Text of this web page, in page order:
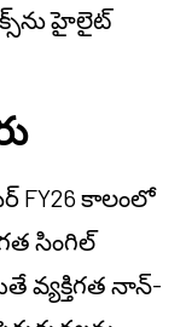
హైలైట్
FY26 కాలంలో
సింగిల్
వ్యక్తిగత నాన్-